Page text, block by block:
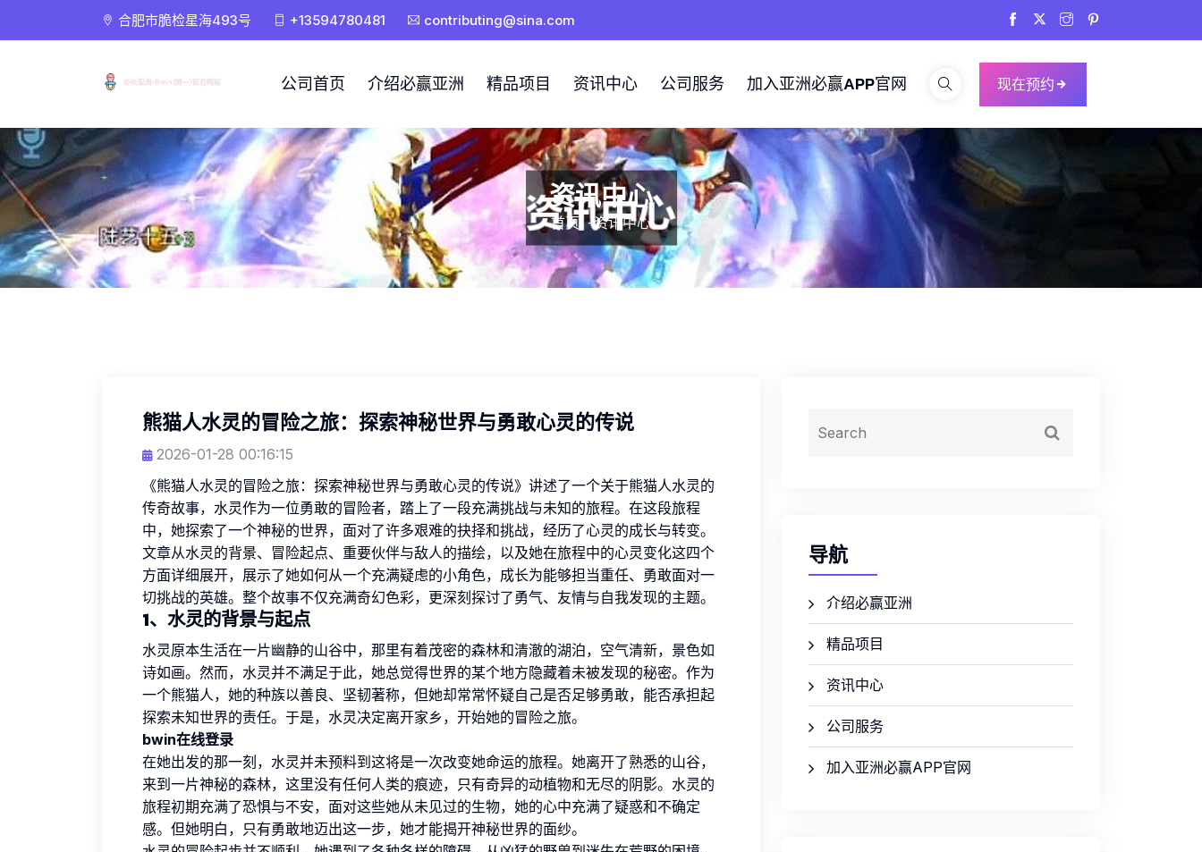
合肥市脆检星海493号 +13594780481 contributing@sina.com
公司首页 介绍必赢亚洲 精品项目 资讯中心 公司服务 加入亚洲必赢APP官网 现在预约
资讯中心
首页 -资讯中心
熊猫人水灵的冒险之旅：探索神秘世界与勇敢心灵的传说
2026-01-28 00:16:15
《熊猫人水灵的冒险之旅：探索神秘世界与勇敢心灵的传说》讲述了一个关于熊猫人水灵的
传奇故事，水灵作为一位勇敢的冒险者，踏上了一段充满挑战与未知的旅程。在这段旅程
中，她探索了一个神秘的世界，面对了许多艰难的抉择和挑战，经历了心灵的成长与转变。
文章从水灵的背景、冒险起点、重要伙伴与敌人的描绘，以及她在旅程中的心灵变化这四个
方面详细展开，展示了她如何从一个充满疑虑的小角色，成长为能够担当重任、勇敢面对一
切挑战的英雄。整个故事不仅充满奇幻色彩，更深刻探讨了勇气、友情与自我发现的主题。
1、水灵的背景与起点
水灵原本生活在一片幽静的山谷中，那里有着茂密的森林和清澈的湖泊，空气清新，景色如
诗如画。然而，水灵并不满足于此，她总觉得世界的某个地方隐藏着未被发现的秘密。作为
一个熊猫人，她的种族以善良、坚韧著称，但她却常常怀疑自己是否足够勇敢，能否承担起
探索未知世界的责任。于是，水灵决定离开家乡，开始她的冒险之旅。
bwin在线登录
在她出发的那一刻，水灵并未预料到这将是一次改变她命运的旅程。她离开了熟悉的山谷，
来到一片神秘的森林，这里没有任何人类的痕迹，只有奇异的动植物和无尽的阴影。水灵的
旅程初期充满了恐惧与不安，面对这些她从未见过的生物，她的心中充满了疑惑和不确定
感。但她明白，只有勇敢地迈出这一步，她才能揭开神秘世界的面纱。
导航
介绍必赢亚洲
精品项目
资讯中心
公司服务
加入亚洲必赢APP官网